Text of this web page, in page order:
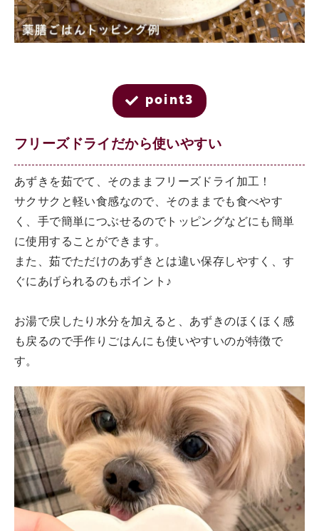
point3
フリーズドライだから使いやすい
あずきを茹でて、そのままフリーズドライ加工！
サクサクと軽い食感なので、そのままでも食べやす
く、手で簡単につぶせるのでトッピングなどにも簡単
に使用することができます。
また、茹でただけのあずきとは違い保存しやすく、す
ぐにあげられるのもポイント♪
お湯で戻したり水分を加えると、あずきのほくほく感
も戻るので手作りごはんにも使いやすいのが特徴で
す。